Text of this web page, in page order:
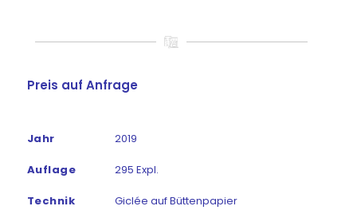
Preis auf Anfrage
Jahr 2019
Auflage 295 Expl.
Technik Giclée auf Büttenpapier